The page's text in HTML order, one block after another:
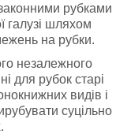
рубками
галузі шляхом
на рубки.
незалежного
для рубок старі
видів і
суцільно